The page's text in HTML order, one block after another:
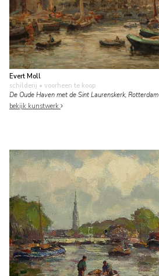
Evert Moll
schilderij • voorheen te koop
De Oude Haven met de Sint Laurenskerk, Rotterdam
bekijk kunstwerk